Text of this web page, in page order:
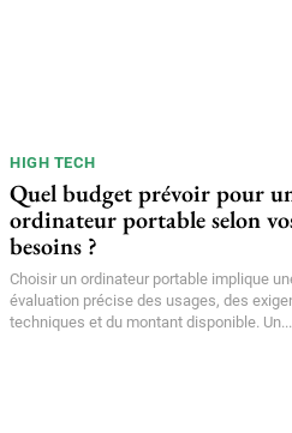
HIGH TECH
Quel budget prévoir pour
ordinateur portable selon
besoins ?
Choisir un ordinateur portable implique
évaluation précise des usages, des
techniques et du montant disponible. Un...